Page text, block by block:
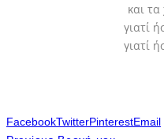
και
γιατί
γιατί
FacebookTwitterPinterestEmail